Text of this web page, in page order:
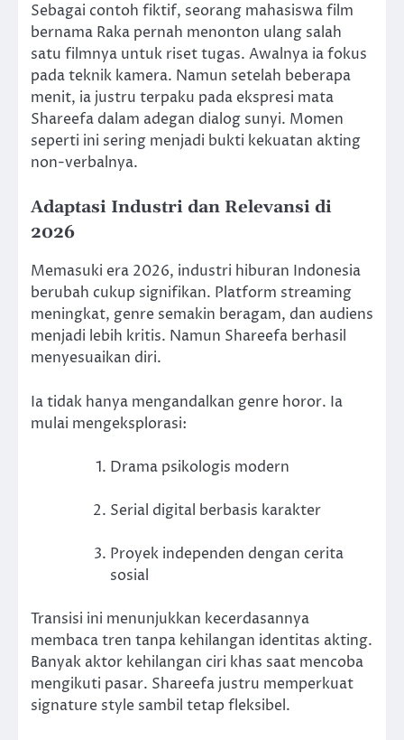
Sebagai contoh fiktif, seorang mahasiswa film
bernama Raka pernah menonton ulang salah
satu filmnya untuk riset tugas. Awalnya ia fokus
pada teknik kamera. Namun setelah beberapa
menit, ia justru terpaku pada ekspresi mata
Shareefa dalam adegan dialog sunyi. Momen
seperti ini sering menjadi bukti kekuatan akting
non-verbalnya.
Adaptasi Industri dan Relevansi di
2026
Memasuki era 2026, industri hiburan Indonesia
berubah cukup signifikan. Platform streaming
meningkat, genre semakin beragam, dan audiens
menjadi lebih kritis. Namun Shareefa berhasil
menyesuaikan diri.
Ia tidak hanya mengandalkan genre horor. Ia
mulai mengeksplorasi:
Drama psikologis modern
Serial digital berbasis karakter
Proyek independen dengan cerita
sosial
Transisi ini menunjukkan kecerdasannya
membaca tren tanpa kehilangan identitas akting.
Banyak aktor kehilangan ciri khas saat mencoba
mengikuti pasar. Shareefa justru memperkuat
signature style sambil tetap fleksibel.